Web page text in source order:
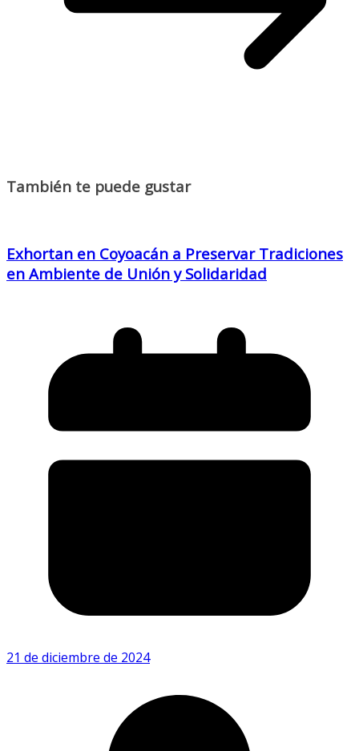
También te puede gustar
Exhortan en Coyoacán a Preservar Tradiciones
en Ambiente de Unión y Solidaridad
21 de diciembre de 2024